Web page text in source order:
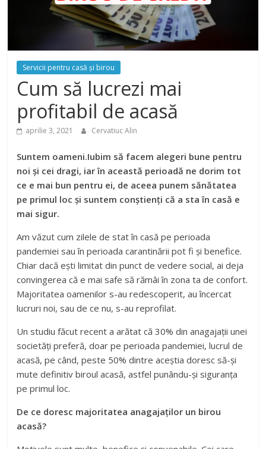
Servicii pentru casă şi birou
Cum să lucrezi mai
profitabil de acasă
aprilie 3, 2021 Cervatiuc Alin
Suntem oameni.Iubim să facem alegeri bune pentru
noi și cei dragi, iar în această perioadă ne dorim tot
ce e mai bun pentru ei, de aceea punem sănătatea
pe primul loc și suntem conștienți că a sta în casă e
mai sigur.
Am văzut cum zilele de stat în casă pe perioada
pandemiei sau în perioada carantinării pot fi și benefice.
Chiar dacă ești limitat din punct de vedere social, ai deja
convingerea că e mai safe să rămâi în zona ta de confort.
Majoritatea oamenilor s-au redescoperit, au încercat
lucruri noi, sau de ce nu, s-au reprofilat.
Un studiu făcut recent a arătat că 30% din anagajații unei
societăți preferă, doar pe perioada pandemiei, lucrul de
acasă, pe când, peste 50% dintre aceștia doresc să-și
mute definitiv biroul acasă, astfel punându-și siguranța
pe primul loc.
De ce doresc majoritatea anagajaților un birou
acasă?